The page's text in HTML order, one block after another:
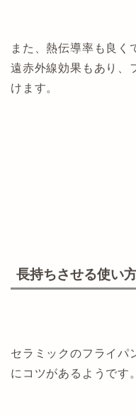
また、熱伝導率も良く
遠赤外線効果もあり、
けます。
長持ちさせる使い
セラミックのフライパ
にコツがあるようです。